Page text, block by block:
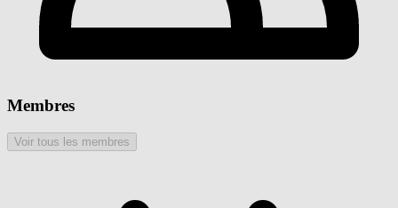
Membres
Voir tous les membres